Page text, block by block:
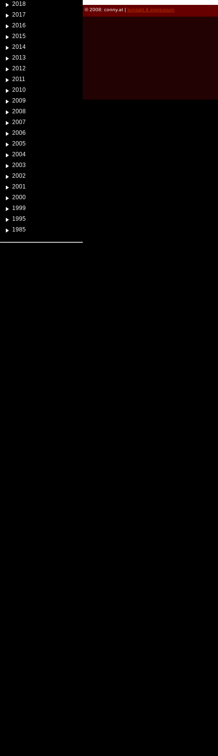
2018
2017
2016
2015
2014
2013
2012
2011
2010
2009
2008
2007
2006
2005
2004
2003
2002
2001
2000
1999
1995
1985
© 2008: conny.at | kontakt & impressum